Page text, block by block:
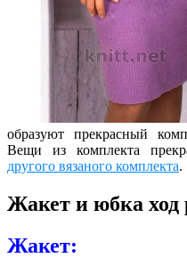
образуют прекрасный
Вещи из комплекта
другого вязаного комплекта.
Жакет и юбка ход
Жакет: